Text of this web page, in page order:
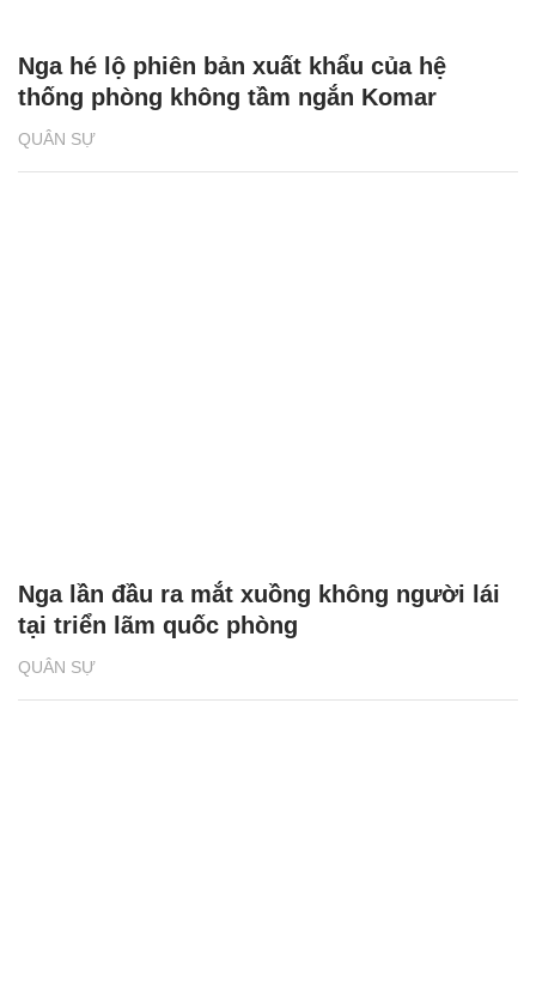
QUÂN SỰ
Nga hé lộ phiên bản xuất khẩu của hệ
thống phòng không tầm ngắn Komar
QUÂN SỰ
Nga lần đầu ra mắt xuồng không người lái
tại triển lãm quốc phòng